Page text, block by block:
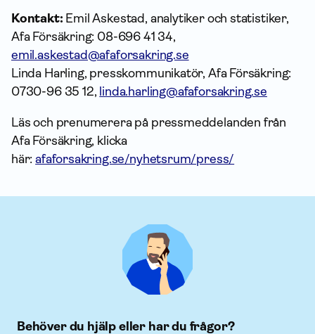
Kontakt: Emil Askestad, analytiker och statistiker,
Afa Försäkring: 08-696 41 34,
emil.askestad@afaforsakring.se
Linda Harling, presskommunikatör, Afa Försäkring:
0730-96 35 12, linda.harling@afaforsakring.se
Läs och prenumerera på pressmeddelanden från
Afa Försäkring, klicka
här:afaforsakring.se/nyhetsrum/press/
Behöver du hjälp eller har du frågor?